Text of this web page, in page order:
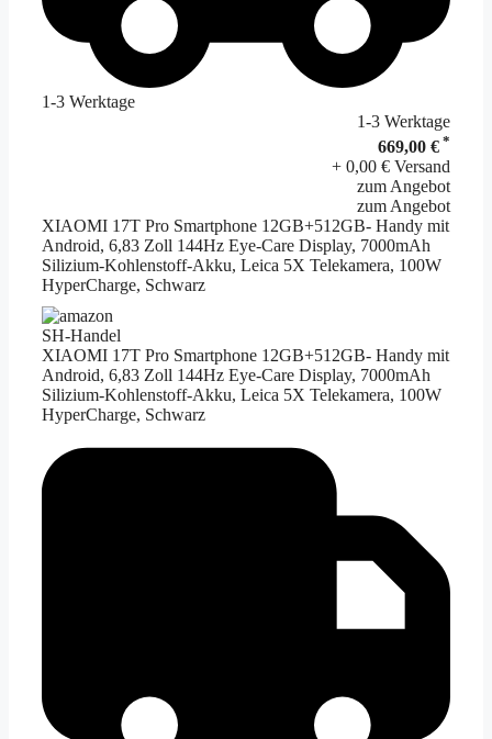
1-3 Werktage
1-3 Werktage
669,00 € *
+ 0,00 € Versand
zum Angebot
zum Angebot
XIAOMI 17T Pro Smartphone 12GB+512GB- Handy mit
Android, 6,83 Zoll 144Hz Eye-Care Display, 7000mAh
Silizium-Kohlenstoff-Akku, Leica 5X Telekamera, 100W
HyperCharge, Schwarz
SH-Handel
XIAOMI 17T Pro Smartphone 12GB+512GB- Handy mit
Android, 6,83 Zoll 144Hz Eye-Care Display, 7000mAh
Silizium-Kohlenstoff-Akku, Leica 5X Telekamera, 100W
HyperCharge, Schwarz